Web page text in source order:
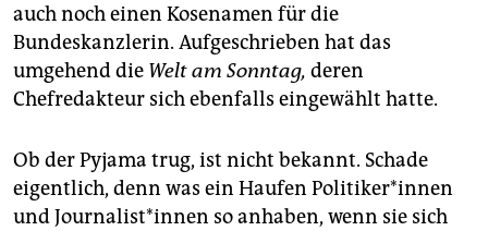
auch noch einen Kosenamen für die
Bundeskanzlerin. Aufgeschrieben hat das
umgehend die Welt am Sonntag, deren
Chefredakteur sich ebenfalls eingewählt hatte.
Ob der Pyjama trug, ist nicht bekannt. Schade
eigentlich, denn was ein Haufen Po­li­ti­ke­r*in­nen
und Jour­na­lis­t*in­nen so anhaben, wenn sie sich